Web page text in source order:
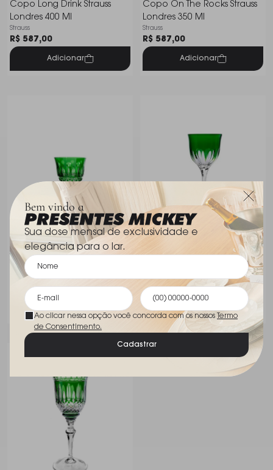
Bem vindo a
Sua dose mensal de exclusividade e
elegância para o lar.
Ao clicar nessa opção você concorda com os nossos Termo
de Consentimento.
Cadastrar
Copo Long Drink Strauss
Londres 400 Ml
Strauss
R$ 587,00
Adicionar
Copo On The Rocks Strauss
Londres 350 Ml
Strauss
R$ 587,00
Adicionar
Taca Para Licor Strauss
Perola 60 Ml
Strauss
R$ 679,00
Taca Para Licor Strauss
Indisponível